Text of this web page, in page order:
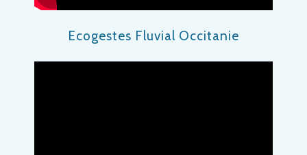
Ecogestes Fluvial Occitanie